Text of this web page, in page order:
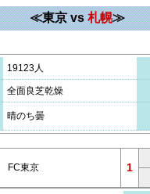
≪東京 vs札幌≫
19123人
全面良芝乾燥
晴のち曇
FC東京 1